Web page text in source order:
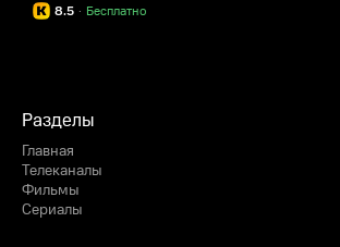
8.5 Бесплатно
·
Разделы
Главная
Телеканалы
Фильмы
Сериалы